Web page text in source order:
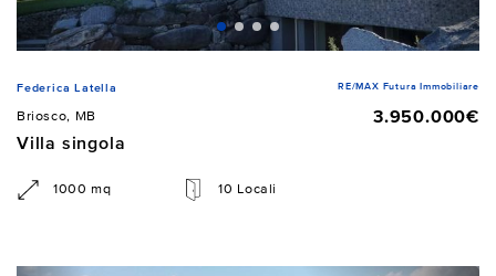
Federica Latella RE/MAX Futura Immobiliare
Briosco, MB
3.950.000€
Villa singola
1000 mq 10 Locali